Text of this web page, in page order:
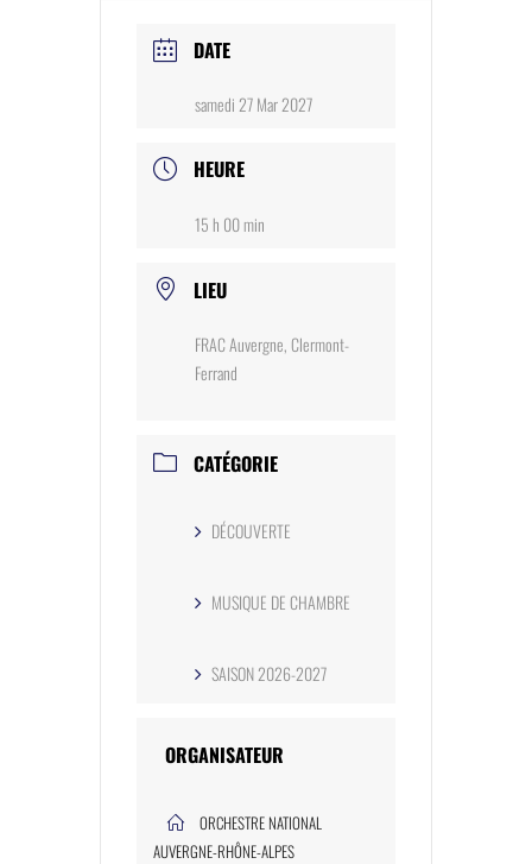
DATE
samedi 27 Mar 2027
HEURE
15 h 00 min
LIEU
FRAC Auvergne, Clermont-
Ferrand
CATÉGORIE
DÉCOUVERTE
MUSIQUE DE CHAMBRE
SAISON 2026-2027
ORGANISATEUR
ORCHESTRE NATIONAL
AUVERGNE-RHÔNE-ALPES